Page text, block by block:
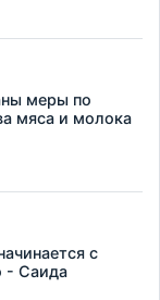
меры по
мяса и молока
с
- Саида